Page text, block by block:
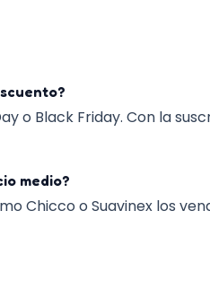
o Black Friday. Con la
medio?
Chicco o Suavinex los